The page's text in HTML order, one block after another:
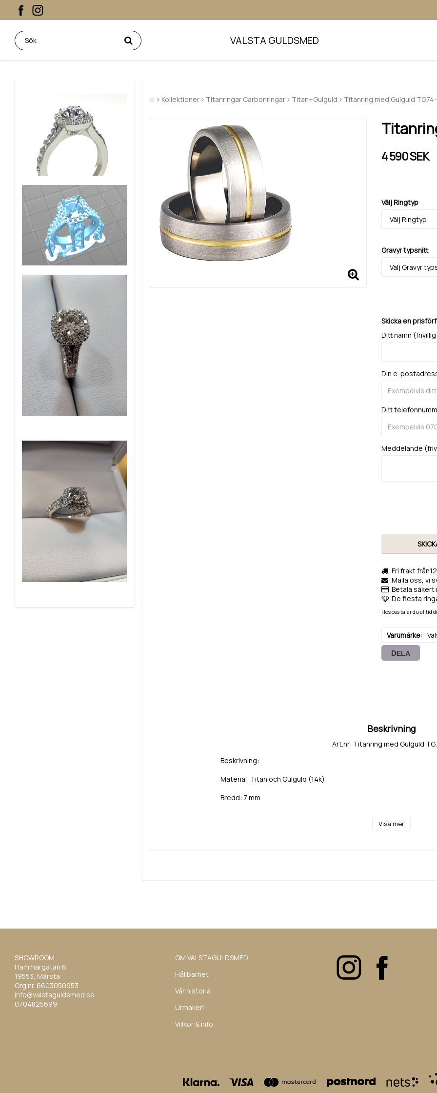
VALSTA GULDSMED
Kollektioner Titanringar Carbonringar Titan+Gulguld Titanring med Gulguld
4 590 SEK
Välj Ringtyp
Gravyr typsnitt
Skicka en
Ditt namn
Din e-
Ditt
Meddelande
Fri frakt
Maila oss, vi
Betala säkert
De flesta
Hos oss talar du alltid
Varumärke
DELA
Beskrivning
Art.nr: Titanring med Gulguld
Beskrivning:
Material: Titan och Gulguld (14k)
Bredd: 7 mm
Visa mer
SHOWROOM
Hammargatan 6
19553, Märsta
Org nr. 6603050953
info@valstaguldsmed.se
0704825699
OM VALSTAGULDSMED
Hållbarhet
Vår historia
Urmakeri
Villkor & info